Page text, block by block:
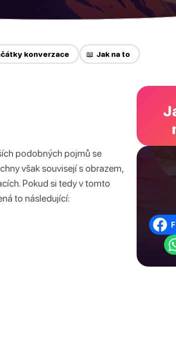
konverzace 📖 Jak na to
podobných pojmů se
však souvisejí s obrazem,
Pokud si tedy v tomto
to následující: